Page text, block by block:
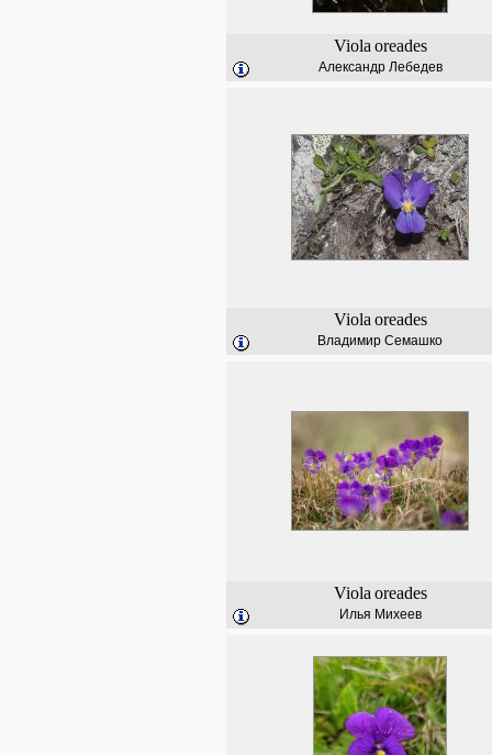
Viola oreades
Александр Лебедев
Viola oreades
Владимир Семашко
Viola oreades
Илья Михеев